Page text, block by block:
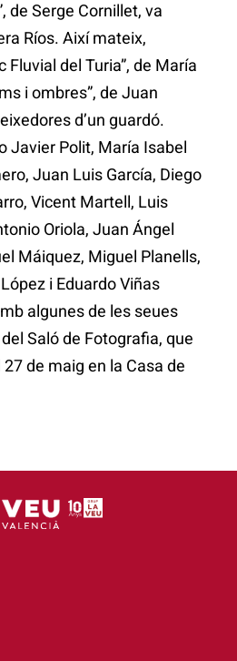
de Serge Cornillet, va
Ríos. Així mateix,
Fluvial del Turia”, de María
i ombres”, de Juan
d’un guardó.
Javier Polit, María Isabel
Juan Luis García, Diego
Vicent Martell, Luis
Oriola, Juan Ángel
Máiquez, Miguel Planells,
i Eduardo Viñas
algunes de les seues
Saló de Fotografia, que
de maig en la Casa de